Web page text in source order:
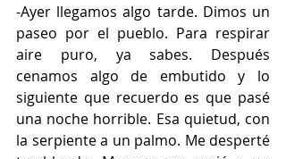
-Ayer llegamos algo tarde. Dimos un
paseo por el pueblo. Para respirar
aire puro, ya sabes. Después
cenamos algo de embutido y lo
siguiente que recuerdo es que pasé
una noche horrible. Esa quietud, con
la serpiente a un palmo. Me desperté